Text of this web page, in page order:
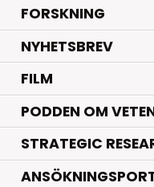
FORSKNING.
NYHETSBREV
FILM
PODDEN OM
STRATEGIC